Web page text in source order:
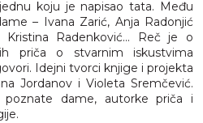
koju je napisao tata. Među
– Ivana Zarić, Anja Radonjić
Kristina Radenković... Reč je o
priča o stvarnim iskustvima
Idejni tvorci knjige i projekta
Jordanov i Violeta Sremčević.
dame, autorke priča i